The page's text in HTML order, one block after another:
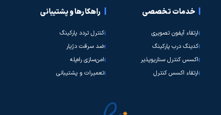
خدمات تخصصی
ارتقاء آیفون تصویری
کدینگ درب پارکینگ
اکسس کنترل سناریوپذیر
ارتقاء اکسس کنترل
راهکارها و پشتیبانی
کنترل تردد پارکینگ
ضد سرقت دژیار
امن‌سازی راه‌پله
تعمیرات و پشتیبانی